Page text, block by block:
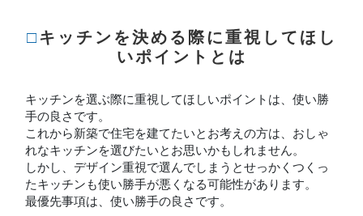
□キッチンを決める際に重視してほし
いポイントとは
キッチンを選ぶ際に重視してほしいポイントは、使い勝
手の良さです。
これから新築で住宅を建てたいとお考えの方は、おしゃ
れなキッチンを選びたいとお思いかもしれません。
しかし、デザイン重視で選んでしまうとせっかくつくっ
たキッチンも使い勝手が悪くなる可能性があります。
最優先事項は、使い勝手の良さです。